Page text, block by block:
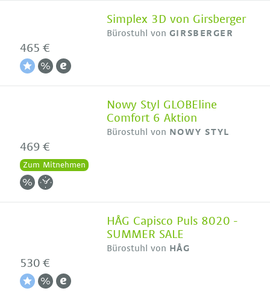
Simplex 3D von Girsberger
Bürostuhl von GIRSBERGER
465 €
Nowy Styl GLOBEline
Comfort 6 Aktion
Bürostuhl von NOWY STYL
469 €
Zum Mitnehmen
HÅG Capisco Puls 8020 -
SUMMER SALE
Bürostuhl von HÅG
530 €